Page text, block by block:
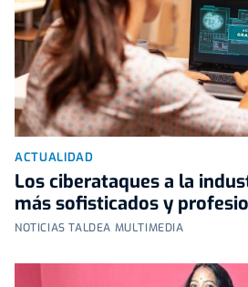
ACTUALIDAD
Los ciberataques a la
más sofisticados y
NOTICIAS TALDEA MULTIMEDIA